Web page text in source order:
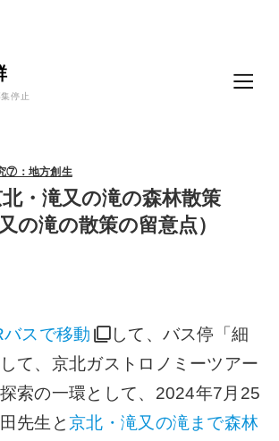
停止
⑦：地方創生
・滝又の滝の森林散策
の滝の散策の留意点）
スで移動
して、バス停「細
て、京北ガストロノミーツアー
索の一環として、2024年7月25
先生と京北・滝又の滝まで森林